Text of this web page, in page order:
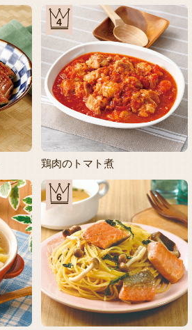
4
鶏肉のトマト煮
6